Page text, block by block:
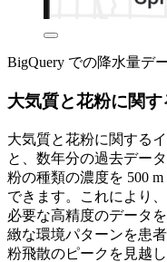
BigQuery での降水量デ
大気質と花粉に関す
大気質と花粉に関する
と、数年分の過去デー
粉の種類の濃度を 500
できます。これにより
必要な高精度のデータ
緻な環境パターンを患
粉飛散のピークを見越